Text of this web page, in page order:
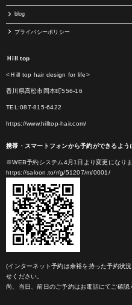
blog
プライバシーポリシー
Ｈill top
<Ｈill top hair design for life>
香川県高松市岡本町556-16
TEL:087-815-6422
https://www.hilltop-hair.com/
携帯・スマートフォンから予約ができるよう
※WEB予約システム4月1日より変更になりま
https://saloon.to/r/g/51207/m/0001/
(インターネット予約は余裕を持った予約状
せください。
尚、当日、前日のご予約はお電話にてご確認